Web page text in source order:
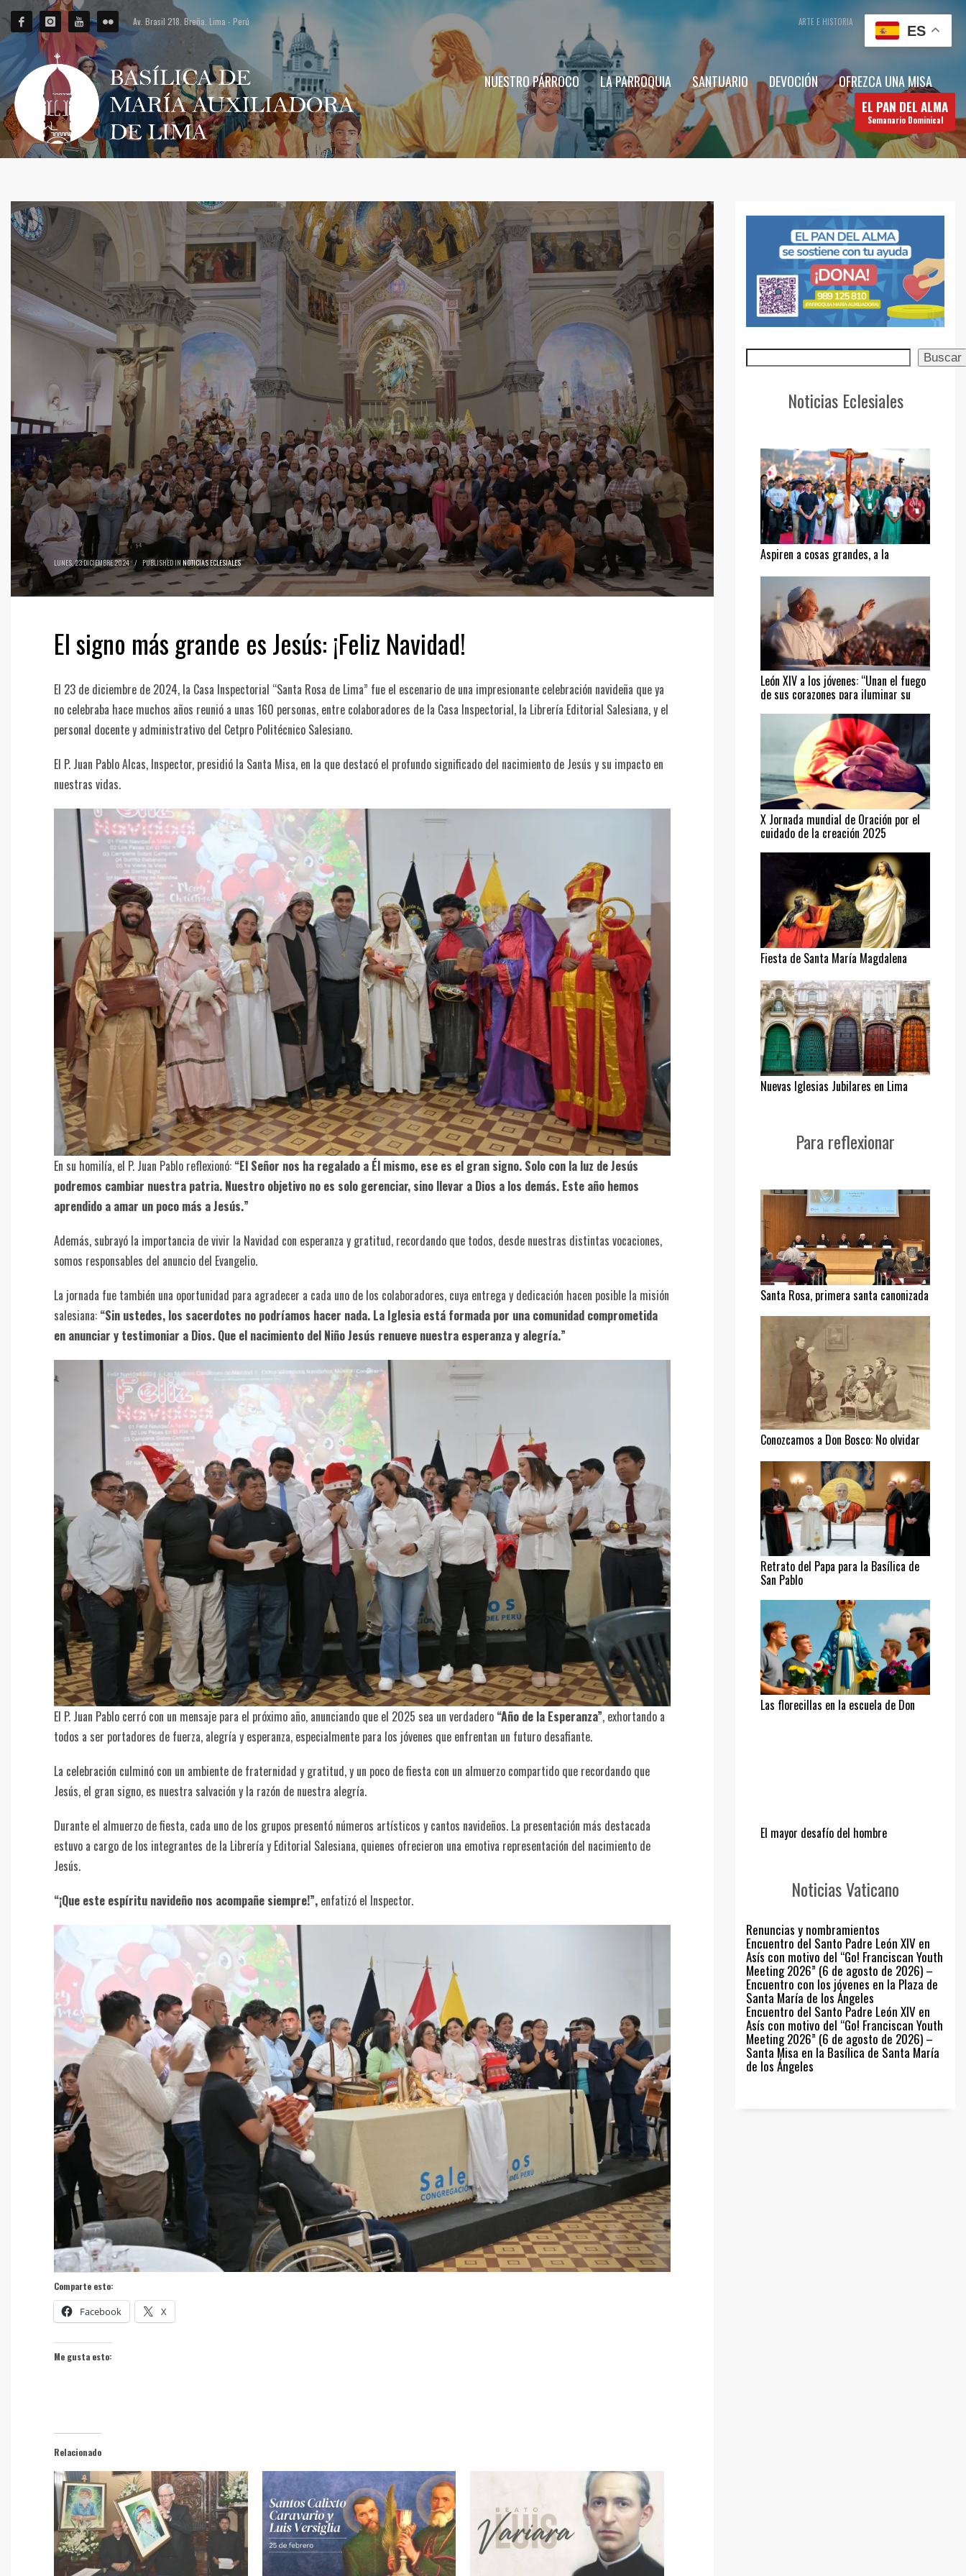
Av. Brasil 218. Breña. Lima - Perú ARTE E HISTORIA CONTÁCTENOS
NUESTRO PÁRROCO LA PARROQUIA SANTUARIO DEVOCIÓN OFREZCA UNA MISA
EL PAN DEL ALMA
Semanario Dominical
LUNES, 23 DICIEMBRE 2024 / PUBLISHED IN NOTICIAS ECLESIALES
El signo más grande es Jesús: ¡Feliz Navidad!
El 23 de diciembre de 2024, la Casa Inspectorial “Santa Rosa de Lima” fue el escenario de una impresionante celebración navideña que ya
no celebraba hace muchos años reunió a unas 160 personas, entre colaboradores de la Casa Inspectorial, la Librería Editorial Salesiana, y el
personal docente y administrativo del Cetpro Politécnico Salesiano.
El P. Juan Pablo Alcas, Inspector, presidió la Santa Misa, en la que destacó el profundo significado del nacimiento de Jesús y su impacto en
nuestras vidas.
En su homilía, el P. Juan Pablo reflexionó: “El Señor nos ha regalado a Él mismo, ese es el gran signo. Solo con la luz de Jesús
podremos cambiar nuestra patria. Nuestro objetivo no es solo gerenciar, sino llevar a Dios a los demás. Este año hemos
aprendido a amar un poco más a Jesús.”
Además, subrayó la importancia de vivir la Navidad con esperanza y gratitud, recordando que todos, desde nuestras distintas vocaciones,
somos responsables del anuncio del Evangelio.
La jornada fue también una oportunidad para agradecer a cada uno de los colaboradores, cuya entrega y dedicación hacen posible la misión
salesiana: “Sin ustedes, los sacerdotes no podríamos hacer nada. La Iglesia está formada por una comunidad comprometida
en anunciar y testimoniar a Dios. Que el nacimiento del Niño Jesús renueve nuestra esperanza y alegría.”
El P. Juan Pablo cerró con un mensaje para el próximo año, anunciando que el 2025 sea un verdadero “Año de la Esperanza”, exhortando a
todos a ser portadores de fuerza, alegría y esperanza, especialmente para los jóvenes que enfrentan un futuro desafiante.
La celebración culminó con un ambiente de fraternidad y gratitud, y un poco de fiesta con un almuerzo compartido que recordando que
Jesús, el gran signo, es nuestra salvación y la razón de nuestra alegría.
Durante el almuerzo de fiesta, cada uno de los grupos presentó números artísticos y cantos navideños. La presentación más destacada
estuvo a cargo de los integrantes de la Librería y Editorial Salesiana, quienes ofrecieron una emotiva representación del nacimiento de
Jesús.
“¡Que este espíritu navideño nos acompañe siempre!”, enfatizó el Inspector.
Comparte esto:
Facebook X
Me gusta esto:
Relacionado
Buscar Buscar
Noticias Eclesiales
Aspiren a cosas grandes, a la
León XIV a los jóvenes: “Unan el fuego
de sus corazones para iluminar su
X Jornada mundial de Oración por el
cuidado de la creación 2025
Fiesta de Santa María Magdalena
Nuevas Iglesias Jubilares en Lima
Para reflexionar
Santa Rosa, primera santa canonizada
Conozcamos a Don Bosco: No olvidar
Retrato del Papa para la Basílica de
San Pablo
Las florecillas en la escuela de Don
El mayor desafío del hombre
Noticias Vaticano
Renuncias y nombramientos
Encuentro del Santo Padre León XIV en
Asís con motivo del “Go! Franciscan Youth
Meeting 2026” (6 de agosto de 2026) –
Encuentro con los jóvenes en la Plaza de
Santa María de los Ángeles
Encuentro del Santo Padre León XIV en
Asís con motivo del “Go! Franciscan Youth
Meeting 2026” (6 de agosto de 2026) –
Santa Misa en la Basílica de Santa María
de los Ángeles
ES